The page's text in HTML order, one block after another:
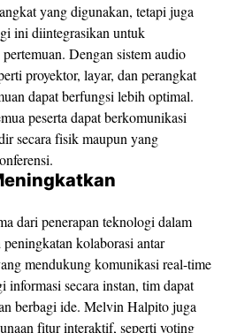
yang digunakan, tetapi juga
ini diintegrasikan untuk
Dengan sistem audio
proyektor, layar, dan perangkat
dapat berfungsi lebih optimal.
peserta dapat berkomunikasi
secara fisik maupun yang
dari penerapan teknologi dalam
kolaborasi antar
mendukung komunikasi real-time
informasi secara instan, tim dapat
berbagi ide. Melvin Halpito juga
fitur interaktif, seperti voting